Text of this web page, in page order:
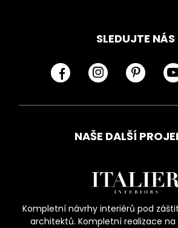
SLEDUJTE NÁS
NAŠE DALŠÍ
Kompletní návrhy interiérů pod
architektů. Kompletní realizace na